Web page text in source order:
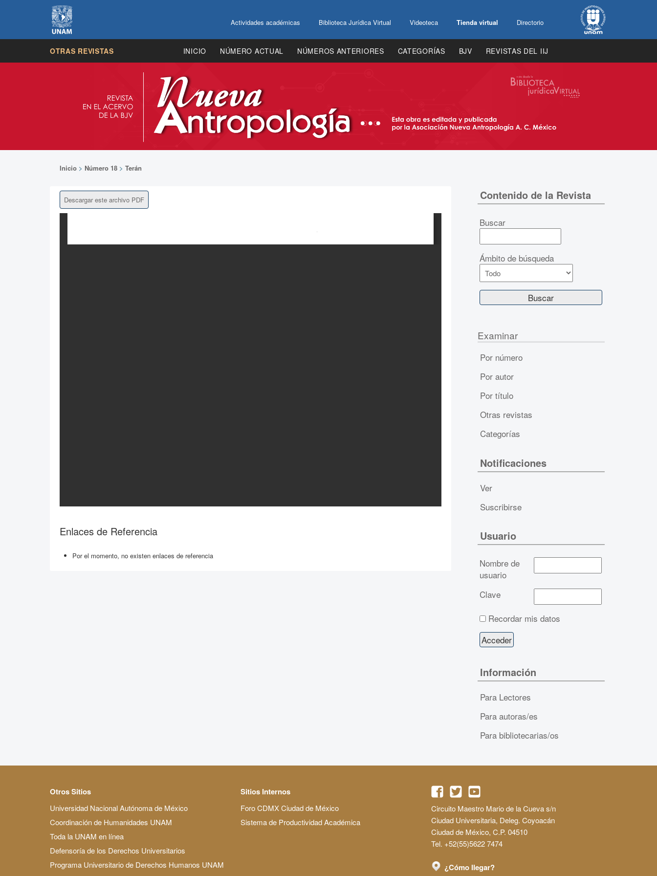
Actividades académicas Biblioteca Jurídica Virtual Videoteca Tienda virtual Directorio
OTRAS REVISTAS INICIO NÚMERO ACTUAL NÚMEROS ANTERIORES CATEGORÍAS BJV REVISTAS DEL IIJ
Inicio > Número 18 > Terán
Descargar este archivo PDF
Enlaces de Referencia
Por el momento, no existen enlaces de referencia
Contenido de la Revista
Buscar
Ámbito de búsqueda
Examinar
Por número
Por autor
Por título
Otras revistas
Categorías
Notificaciones
Ver
Suscribirse
Usuario
Nombre de
usuario
Clave
Recordar mis datos
Información
Para Lectores
Para autoras/es
Para bibliotecarias/os
Otros Sitios
Universidad Nacional Autónoma de México
Coordinación de Humanidades UNAM
Toda la UNAM en línea
Defensoría de los Derechos Universitarios
Programa Universitario de Derechos Humanos UNAM
Sitios Internos
Foro CDMX Ciudad de México
Sistema de Productividad Académica
Circuito Maestro Mario de la Cueva s/n
Ciudad Universitaria, Deleg. Coyoacán
Ciudad de México, C.P. 04510
Tel. +52(55)5622 7474
¿Cómo llegar?